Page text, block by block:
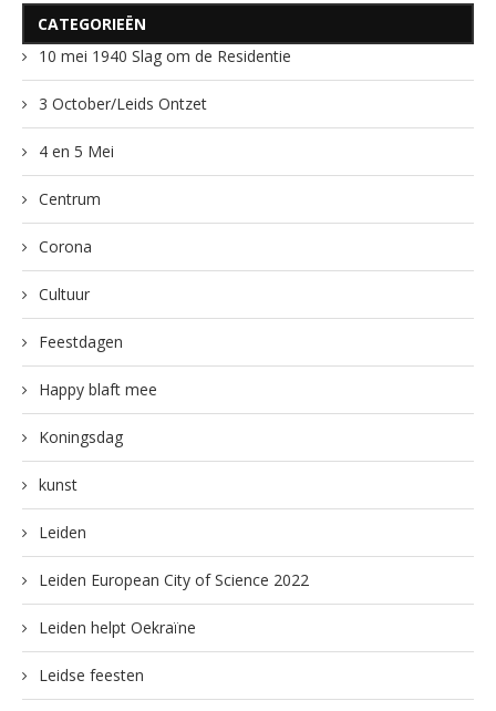
CATEGORIEËN
10 mei 1940 Slag om de Residentie
3 October/Leids Ontzet
4 en 5 Mei
Centrum
Corona
Cultuur
Feestdagen
Happy blaft mee
Koningsdag
kunst
Leiden
Leiden European City of Science 2022
Leiden helpt Oekraïne
Leidse feesten